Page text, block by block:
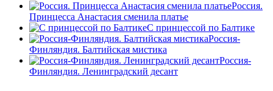
Россия.
Принцесса Анастасия сменила платье
С принцессой по Балтике
Россия-
Финляндия. Балтийская мистика
Россия-
Финляндия. Ленинградский десант